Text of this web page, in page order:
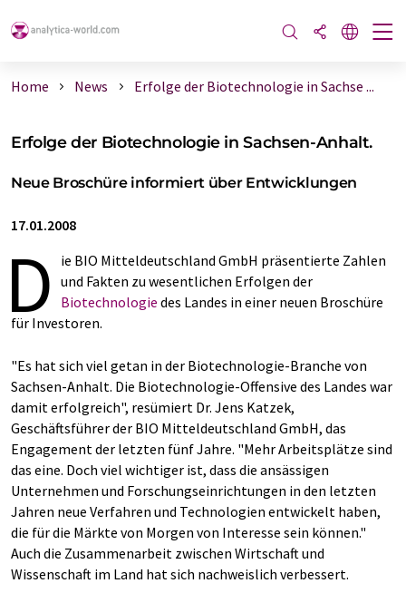
Home News Erfolge der Biotechnologie in Sachse ...
Erfolge der Biotechnologie in Sachsen-Anhalt.
Neue Broschüre informiert über Entwicklungen
17.01.2008
D
ie BIO Mitteldeutschland GmbH präsentierte Zahlen
und Fakten zu wesentlichen Erfolgen der
Biotechnologie des Landes in einer neuen Broschüre
für Investoren.
"Es hat sich viel getan in der Biotechnologie-Branche von
Sachsen-Anhalt. Die Biotechnologie-Offensive des Landes war
damit erfolgreich", resümiert Dr. Jens Katzek,
Geschäftsführer der BIO Mitteldeutschland GmbH, das
Engagement der letzten fünf Jahre. "Mehr Arbeitsplätze sind
das eine. Doch viel wichtiger ist, dass die ansässigen
Unternehmen und Forschungseinrichtungen in den letzten
Jahren neue Verfahren und Technologien entwickelt haben,
die für die Märkte von Morgen von Interesse sein können."
Auch die Zusammenarbeit zwischen Wirtschaft und
Wissenschaft im Land hat sich nachweislich verbessert.